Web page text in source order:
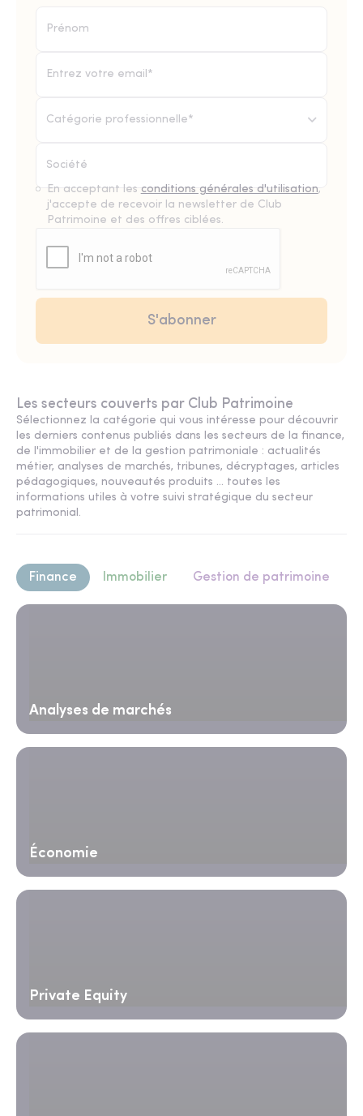
Catégorie professionnelle*
En acceptant les conditions générales d'utilisation,
j'accepte de recevoir la newsletter de Club
Patrimoine et des offres ciblées.
Les secteurs couverts par Club Patrimoine
Sélectionnez la catégorie qui vous intéresse pour découvrir
les derniers contenus publiés dans les secteurs de la finance,
de l'immobilier et de la gestion patrimoniale : actualités
métier, analyses de marchés, tribunes, décryptages, articles
pédagogiques, nouveautés produits ... toutes les
informations utiles à votre suivi stratégique du secteur
patrimonial.
Finance Immobilier Gestion de patrimoine
Analyses de marchés
Économie
Private Equity